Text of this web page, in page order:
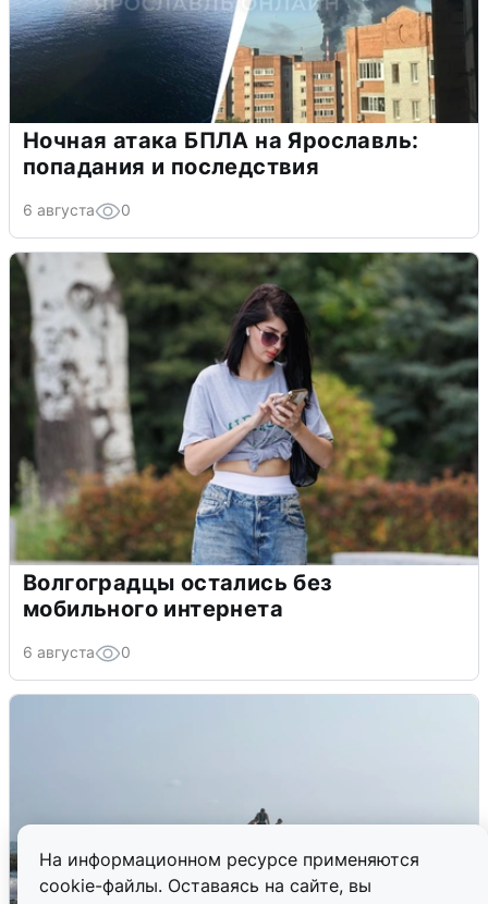
На информационном ресурсе применяются
cookie-файлы. Оставаясь на сайте, вы
Ночная атака БПЛА на Ярославль:
попадания и последствия
6 августа 0
Волгоградцы остались без
мобильного интернета
6 августа 0